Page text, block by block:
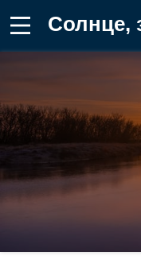
Солнце, закат, река,